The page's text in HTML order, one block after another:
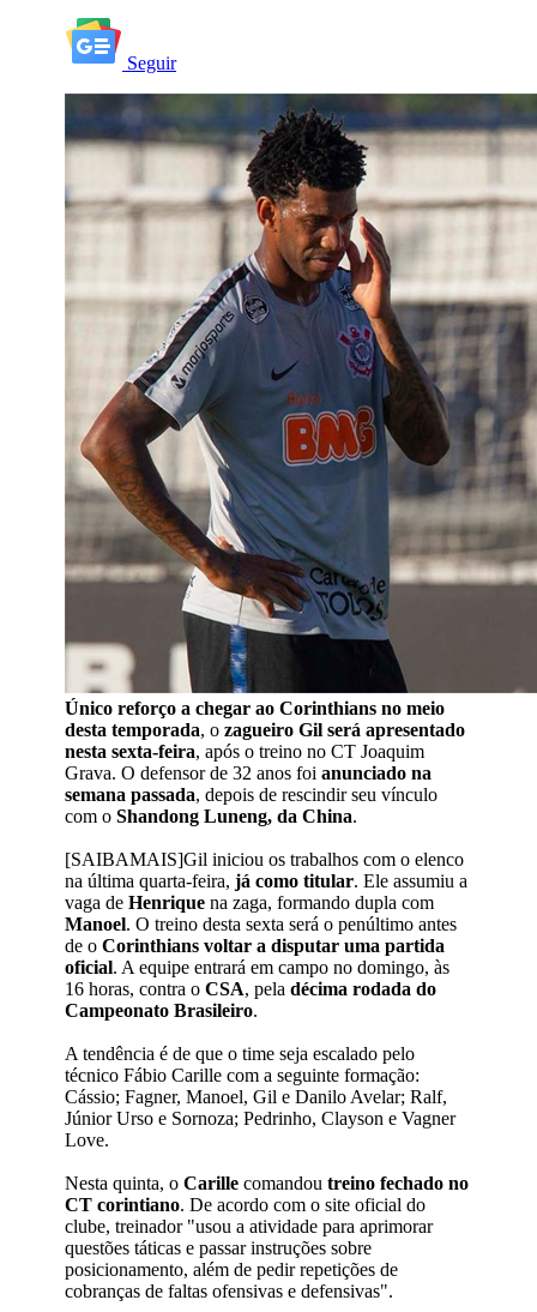
Seguir
Único reforço a chegar ao Corinthians no meio
desta temporada, o zagueiro Gil será apresentado
nesta sexta-feira, após o treino no CT Joaquim
Grava. O defensor de 32 anos foi anunciado na
semana passada, depois de rescindir seu vínculo
com o Shandong Luneng, da China.
[SAIBAMAIS]Gil iniciou os trabalhos com o elenco
na última quarta-feira, já como titular. Ele assumiu a
vaga de Henrique na zaga, formando dupla com
Manoel. O treino desta sexta será o penúltimo antes
de o Corinthians voltar a disputar uma partida
oficial. A equipe entrará em campo no domingo, às
16 horas, contra o CSA, pela décima rodada do
Campeonato Brasileiro.
A tendência é de que o time seja escalado pelo
técnico Fábio Carille com a seguinte formação:
Cássio; Fagner, Manoel, Gil e Danilo Avelar; Ralf,
Júnior Urso e Sornoza; Pedrinho, Clayson e Vagner
Love.
Nesta quinta, o Carille comandou treino fechado no
CT corintiano. De acordo com o site oficial do
clube, treinador "usou a atividade para aprimorar
questões táticas e passar instruções sobre
posicionamento, além de pedir repetições de
cobranças de faltas ofensivas e defensivas".